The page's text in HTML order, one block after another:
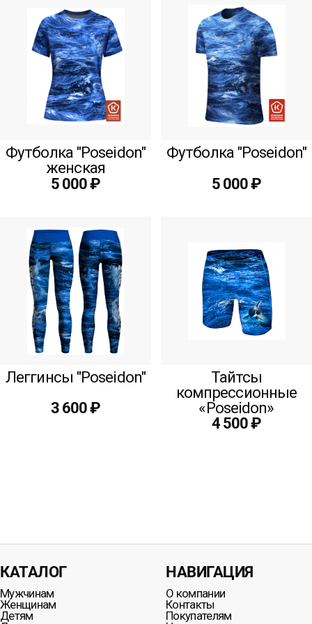
Футболка "Poseidon"
женская
5 000 ₽
Футболка "Poseidon"
5 000 ₽
Леггинсы "Poseidon"
3 600 ₽
Тайтсы
компрессионные
«Poseidon»
4 500 ₽
КАТАЛОГ
Мужчинам
Женщинам
Детям
НАВИГАЦИЯ
О компании
Контакты
Покупателям